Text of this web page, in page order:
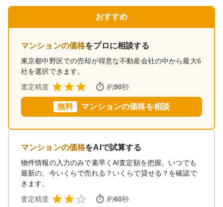
おすすめ
マンションの価格をプロに相談する
東京都中野区での売却が得意な不動産会社の中から最大6
社を選択できます。
査定精度
約90秒
無料 マンションの価格を相談
マンションの価格をAIで試算する
物件情報の入力のみで素早くAI査定額を把握。いつでも
最新の、今いくらで売れる？いくらで貸せる？を確認で
きます。
査定精度
約60秒